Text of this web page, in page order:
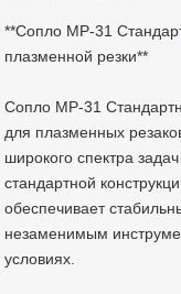
**Сопло MP-31
плазменной резки**
Сопло MP-31
для плазменных
широкого спектра
стандартной
обеспечивает
незаменимым
условиях.